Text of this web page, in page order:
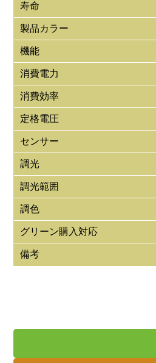
寿命
製品カラー
機能
消費電力
消費効率
定格電圧
センサー
調光
調光範囲
調色
グリーン購入対応
備考